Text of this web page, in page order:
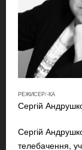
РЕЖИСЕР/-КА
Сергій
Сергій
телебачення,